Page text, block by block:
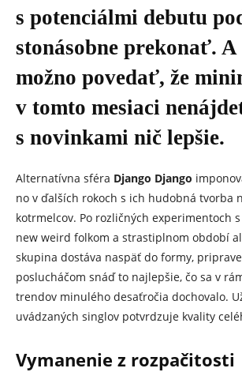
s potenciálmi debutu
stonásobne prekonať. A
možno povedať, že
v tomto mesiaci
s novinkami nič lepšie.
Alternatívna sféra Django Django
no v ďalších rokoch s ich hudobná tvorba
kotrmelcov. Po rozličných experimentoch
new weird folkom a strastiplnom období
skupina dostáva naspäť do formy,
poslucháčom snáď to najlepšie, čo sa v
trendov minulého desaťročia dochovalo.
uvádzaných singlov potvrdzuje kvality
Vymanenie z rozpačitosti